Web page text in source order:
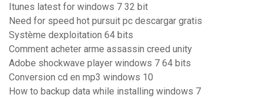
Itunes latest for windows 7 32 bit
Need for speed hot pursuit pc descargar gratis
Système dexploitation 64 bits
Comment acheter arme assassin creed unity
Adobe shockwave player windows 7 64 bits
Conversion cd en mp3 windows 10
How to backup data while installing windows 7